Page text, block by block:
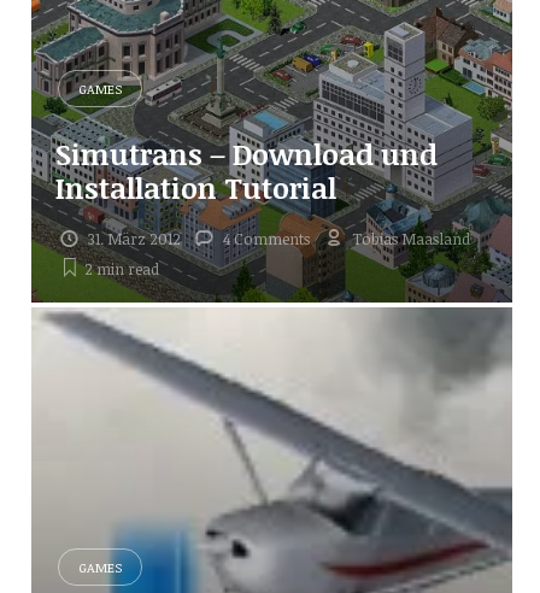
GAMES
Simutrans – Download und
Installation Tutorial
31. März 2012 4 Comments
Tobias Maasland
2 minread
GAMES